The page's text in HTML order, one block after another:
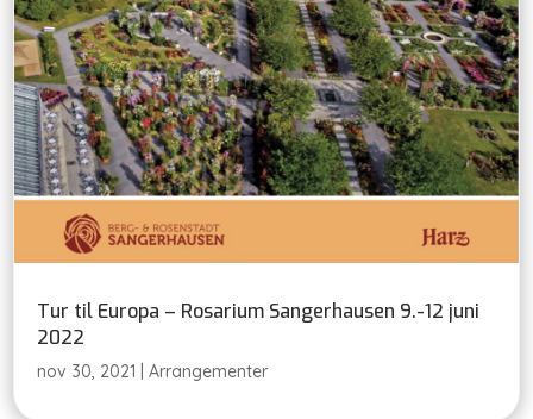
Tur til Europa – Rosarium Sangerhausen 9.-12 juni
2022
nov 30, 2021 |Arrangementer